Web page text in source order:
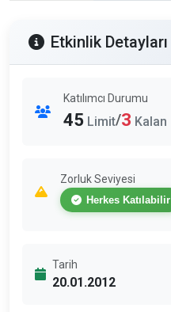
Etkinlik Detayları
Katılımcı Durumu
45 Limit/3 Kalan
Zorluk Seviyesi
Herkes Katılabilir
Tarih
20.01.2012